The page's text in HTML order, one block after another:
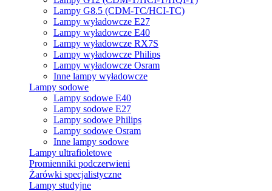
Lampy G8.5 (CDM-TC/HCI-TC)
Lampy wyładowcze E27
Lampy wyładowcze E40
Lampy wyładowcze RX7S
Lampy wyładowcze Philips
Lampy wyładowcze Osram
Inne lampy wyładowcze
Lampy sodowe
Lampy sodowe E40
Lampy sodowe E27
Lampy sodowe Philips
Lampy sodowe Osram
Inne lampy sodowe
Lampy ultrafioletowe
Promienniki podczerwieni
Żarówki specjalistyczne
Lampy studyjne